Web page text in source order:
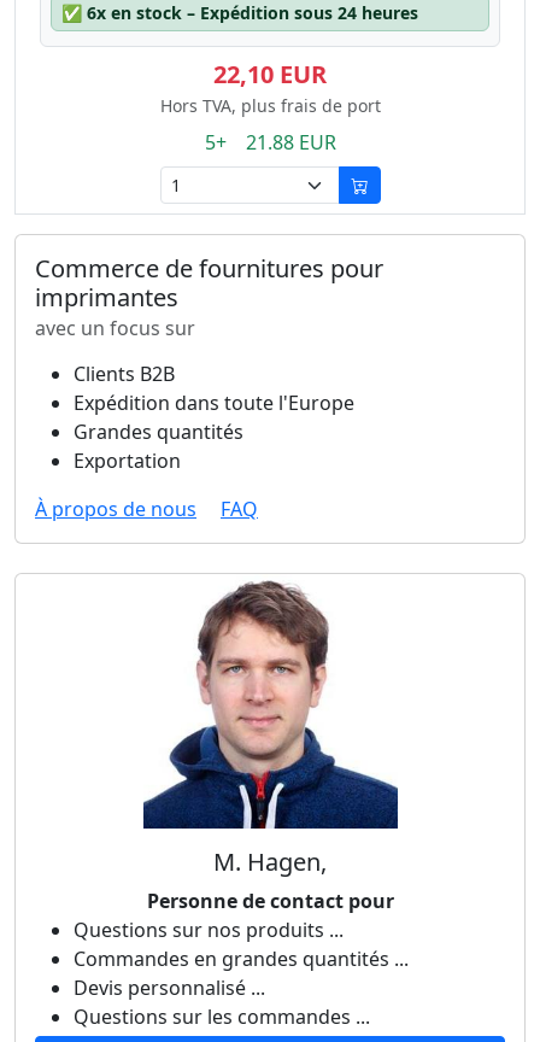
✅ 6x en stock – Expédition sous 24 heures
22,10 EUR
Hors TVA, plus frais de port
5+ 21.88 EUR
Commerce de fournitures pour
imprimantes
avec un focus sur
Clients B2B
Expédition dans toute l'Europe
Grandes quantités
Exportation
À propos de nous
FAQ
M. Hagen,
Personne de contact pour
Questions sur nos produits ...
Commandes en grandes quantités ...
Devis personnalisé ...
Questions sur les commandes ...